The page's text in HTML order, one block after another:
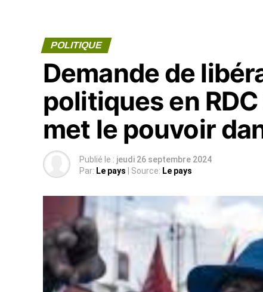
POLITIQUE
Demande de
politiques en
met le pouvoir
Publié le : jeudi 26 septembre 2024
Par: Le pays | Source: Le pays